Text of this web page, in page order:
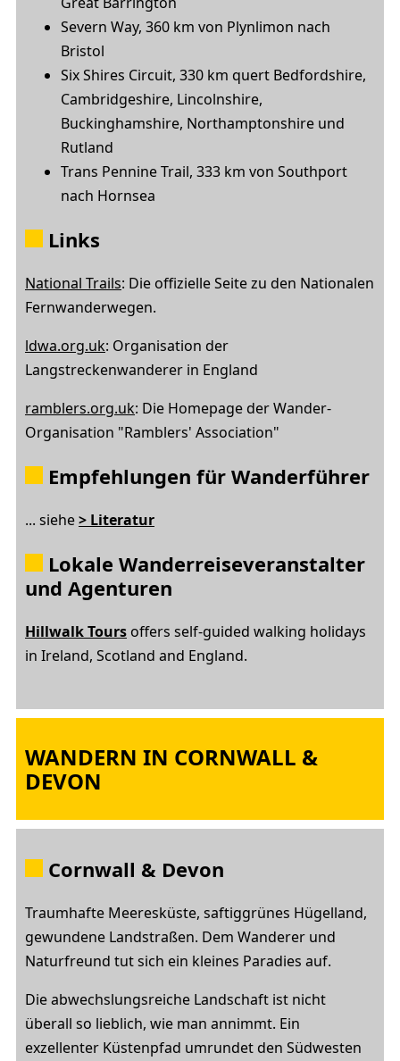
Severn Way, 360 km von Plynlimon nach
Bristol
Six Shires Circuit, 330 km quert Bedfordshire,
Cambridgeshire, Lincolnshire,
Buckinghamshire, Northamptonshire und
Rutland
Trans Pennine Trail, 333 km von Southport
nach Hornsea
Links
National Trails: Die offizielle Seite zu den Nationalen
Fernwanderwegen.
ldwa.org.uk: Organisation der
Langstreckenwanderer in England
ramblers.org.uk: Die Homepage der Wander-
Organisation "Ramblers' Association"
Empfehlungen für Wanderführer
... siehe> Literatur
Lokale Wanderreiseveranstalter
und Agenturen
Hillwalk Tours offers self-guided walking holidays
in Ireland, Scotland and England.
WANDERN IN CORNWALL &
DEVON
Cornwall & Devon
Traumhafte Meeresküste, saftiggrünes Hügelland,
gewundene Landstraßen. Dem Wanderer und
Naturfreund tut sich ein kleines Paradies auf.
Die abwechslungsreiche Landschaft ist nicht
überall so lieblich, wie man annimmt. Ein
exzellenter Küstenpfad umrundet den Südwesten